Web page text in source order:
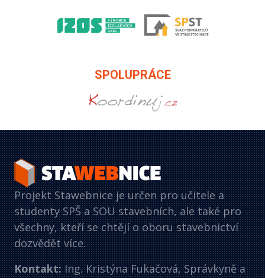
SPOLUPRÁCE
Projekt Stawebnice je určen pro učitele a
studenty SPŠ a SOU stavebních, ale také pro
všechny, kteří se chtějí o oboru stavebnictví
dozvědět více.
Kontakt:Ing. Kristýna Fukačová, Správkyně a